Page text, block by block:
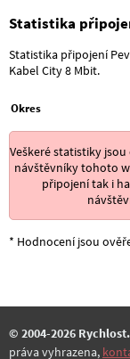
Statistika
Statistika připojení
Kabel City 8 Mbit.
Okres
Veškeré statistiky
návštěvníky tohoto
připojení tak i
* Hodnocení jsou
© 2004-2026
práva vyhrazena,